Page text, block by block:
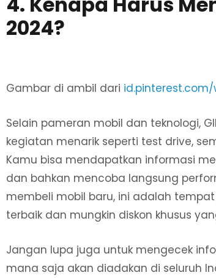
2024?
Gambar di ambil dari id.pinterest.com/
Selain pameran mobil dan teknologi,
kegiatan menarik seperti test drive,
Kamu bisa mendapatkan informasi
dan bahkan mencoba langsung
membeli mobil baru, ini adalah
terbaik dan mungkin diskon khusus
Jangan lupa juga untuk mengecek
mana saja akan diadakan di seluruh